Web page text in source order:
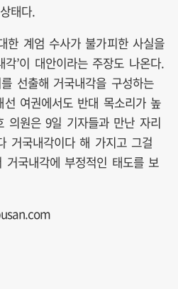
태다.
한 계엄 수사가 불가피한 사실을
각’이 대안이라는 주장도 나온다.
선출해 거국내각을 구성하는
여권에서도 반대 목소리가 높
의원은 9일 기자들과 만난 자리
거국내각이다 해 가지고 그걸
거국내각에 부정적인 태도를 보